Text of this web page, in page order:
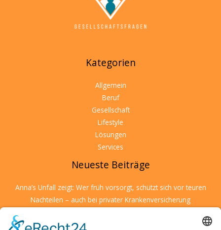
Kategorien
Allgemein
Beruf
Gesellschaft
Lifestyle
Lösungen
Services
Neueste Beiträge
Anna’s Unfall zeigt: Wer früh vorsorgt, schützt sich vor teuren
Nachteilen – auch bei privater Krankenversicherung
Entscheidungsfähigkeit unter fremden Bedingungen